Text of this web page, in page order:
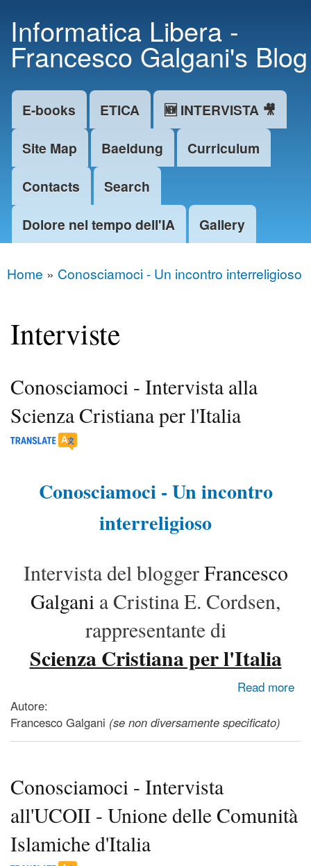
main
content
Informatica Libera -
Francesco Galgani's Blog
Main menu
E-books ETICA
🆕 INTERVISTA 🎥
Site Map
Baeldung
Curriculum
Contacts
Search
Dolore nel tempo dell'IA
Gallery
You are here
Home » Conosciamoci - Un incontro interreligioso
Interviste
Conosciamoci - Intervista alla
Scienza Cristiana per l'Italia
Conosciamoci - Un incontro
interreligioso
Intervista del bloggerFrancesco
Galgani a Cristina E. Cordsen,
rappresentante di
Scienza Cristiana per l'Italia
Read more
about Conosciamoci - Intervista alla Scienza Cristiana per
Autore:
Francesco Galgani (se non diversamente specificato)
Conosciamoci - Intervista
all'UCOII - Unione delle Comunità
Islamiche d'Italia